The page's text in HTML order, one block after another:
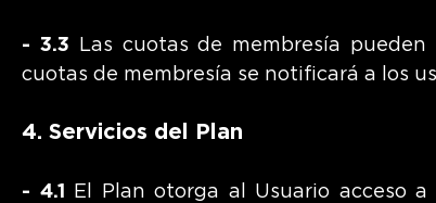
- 3.3 Las cuotas de membresía
cuotas de membresía se notificará a los
4. Servicios del Plan
- 4.1
El Plan otorga al Usuario acceso